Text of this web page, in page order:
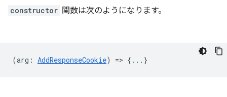
constructor 関数は次のようになります。
(arg : AddResponseCookie) => {...}